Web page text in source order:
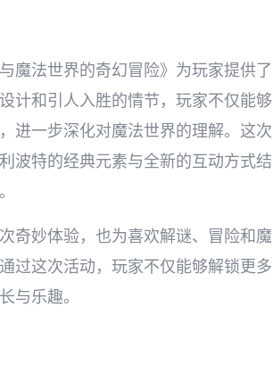
魔法世界的奇幻冒险》为玩家提供了
计和引人入胜的情节，玩家不仅能够
进一步深化对魔法世界的理解。这次
波特的经典元素与全新的互动方式结
奇妙体验，也为喜欢解谜、冒险和魔
过这次活动，玩家不仅能够解锁更多
与乐趣。